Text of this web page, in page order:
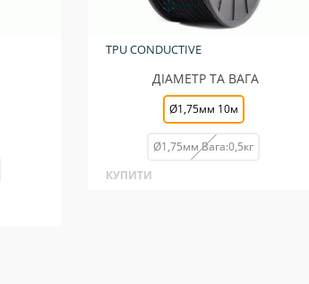
TPU CONDUCTIVE
ДІАМЕТР ТА ВАГА
Ø1,75мм 10м
Ø1,75мм Вага:0,5кг
КУПИТИ